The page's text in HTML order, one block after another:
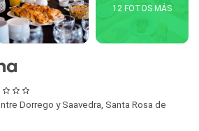
12 FOTOS MÁS
Dorrego y Saavedra Santa Rosa de